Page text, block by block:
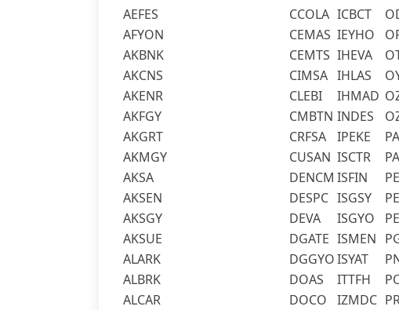
AEFES
CCOLA ICBCT
AFYON
CEMAS IEYHO
AKBNK
CEMTS IHEVA
AKCNS
CIMSA IHLAS
AKENR
CLEBI IHMAD
AKFGY
CMBTN INDES
AKGRT
CRFSA IPEKE
AKMGY
CUSAN ISCTR
AKSA
DENCM ISFIN
AKSEN
DESPC ISGSY
AKSGY
DEVA ISGYO
AKSUE
DGATE ISMEN
ALARK
DGGYOISYAT
ALBRK
DOAS ITTFH
ALCAR
DOCO IZMDC